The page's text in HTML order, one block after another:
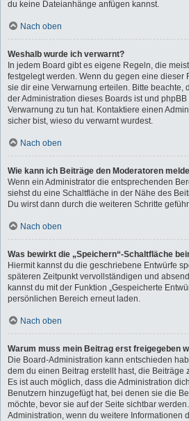
du keine Dateianhänge anfügen kannst.
Nach oben
Weshalb wurde ich verwarnt?
In jedem Board gibt es eigene Regeln, die
festgelegt werden. Wenn du gegen eine dieser
sie dir eine Verwarnung erteilen. Bitte beachte,
der Administration dieses Boards ist und
Verwarnung zu tun hat. Kontaktiere einen
sicher bist, wieso du verwarnt wurdest.
Nach oben
Wie kann ich Beiträge den Moderatoren
Wenn ein Administrator die entsprechenden
siehst du eine Schaltfläche in der Nähe des
Du wirst dann durch die weiteren Schritte
Nach oben
Was bewirkt die „Speichern“-Schaltfläche
Hiermit kannst du die geschriebene Entwürfe
späteren Zeitpunkt vervollständigen und
kannst du mit der Funktion „Gespeicherte
persönlichen Bereich erneut laden.
Nach oben
Warum muss mein Beitrag erst freigegeben
Die Board-Administration kann entschieden
dem du einen Beitrag erstellt hast, die Beiträge
Es ist auch möglich, dass die Administration
Benutzern hinzugefügt hat, bei denen sie die
möchte, bevor sie auf der Seite sichtbar
Administration, wenn du weitere Informationen